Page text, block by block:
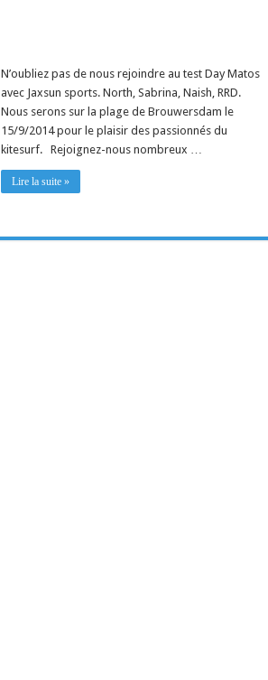
N’oubliez pas de nous rejoindre au test Day Matos
avec Jaxsun sports. North, Sabrina, Naish, RRD.
Nous serons sur la plage de Brouwersdam le
15/9/2014 pour le plaisir des passionnés du
kitesurf. Rejoignez-nous nombreux …
Lire la suite »